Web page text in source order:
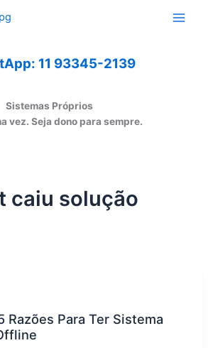
11 93345-2139
Sistemas Próprios
vez. Seja dono para sempre.
caiu solução
Razões Para Ter Sistema